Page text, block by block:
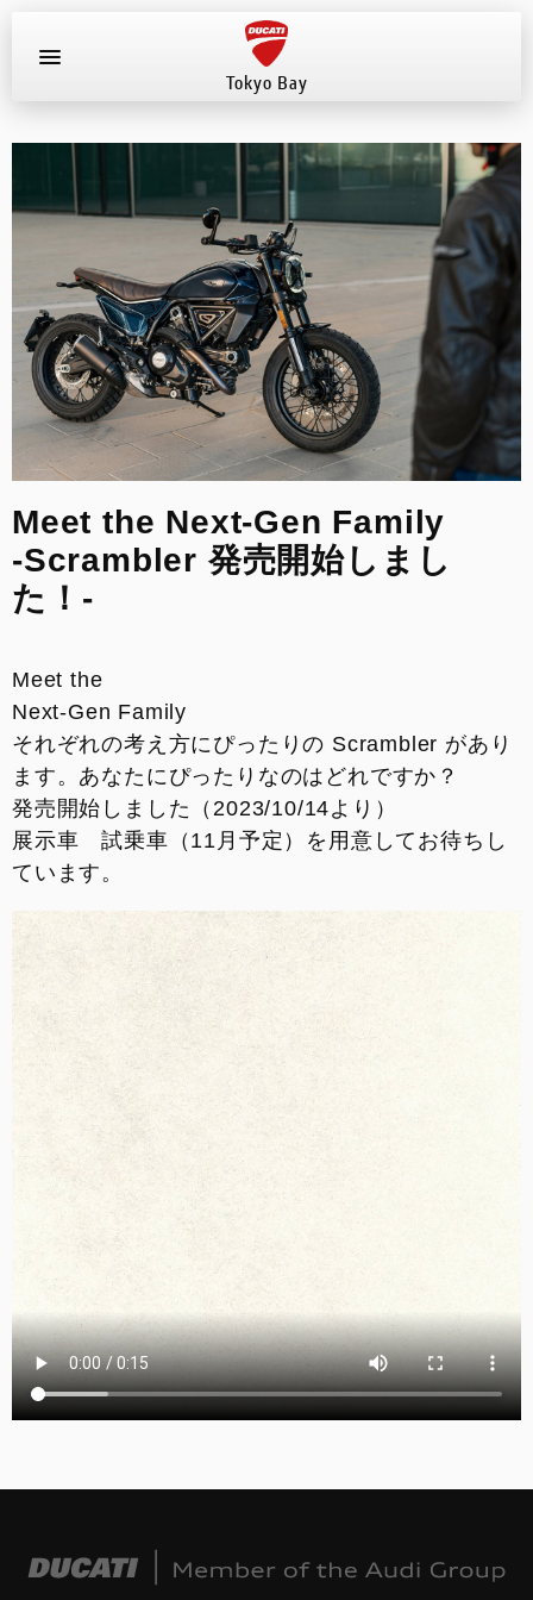
Tokyo Bay
店舗へ電話する
047-307-1098
お知らせ
新車
中古車
試乗車
イベント
来店予約
INSTAGRAM
Meet the Next-Gen Family
-Scrambler 発売開始しまし
た！-
Meet the
Next-Gen Family
それぞれの考え方にぴったりの Scrambler があり
ます。あなたにぴったりなのはどれですか？
発売開始しました（2023/10/14より）
展示車 試乗車（11月予定）を用意してお待ちし
ています。